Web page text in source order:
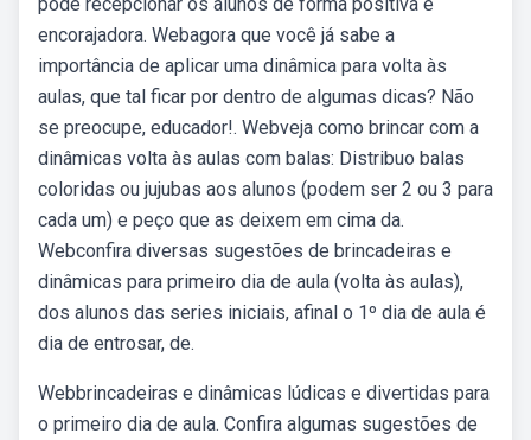
encorajadora. Webagora que você já sabe a
importância de aplicar uma dinâmica para volta às
aulas, que tal ficar por dentro de algumas dicas? Não
se preocupe, educador!. Webveja como brincar com a
dinâmicas volta às aulas com balas: Distribuo balas
coloridas ou jujubas aos alunos (podem ser 2 ou 3 para
cada um) e peço que as deixem em cima da.
Webconfira diversas sugestões de brincadeiras e
dinâmicas para primeiro dia de aula (volta às aulas),
dos alunos das series iniciais, afinal o 1º dia de aula é
dia de entrosar, de.
Webbrincadeiras e dinâmicas lúdicas e divertidas para
o primeiro dia de aula. Confira algumas sugestões de